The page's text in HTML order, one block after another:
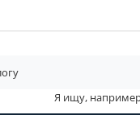
Я ищу,